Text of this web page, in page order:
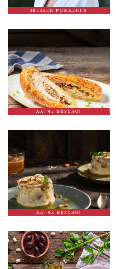
ЗВЕЗДЕН РОЖДЕНИК
АХ, ЧЕ ВКУСНО!
АХ, ЧЕ ВКУСНО!